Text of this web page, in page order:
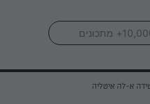
א-לה איטליה